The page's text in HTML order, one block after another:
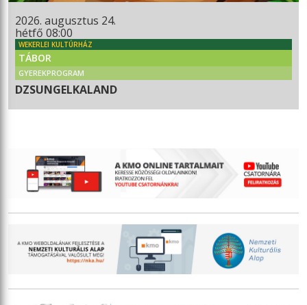
2026. augusztus 24.
hétfő 08:00
WEKERLEI KULTÚRHÁZ
TÁBOR
GYEREKPROGRAM
DZSUNGELKALAND